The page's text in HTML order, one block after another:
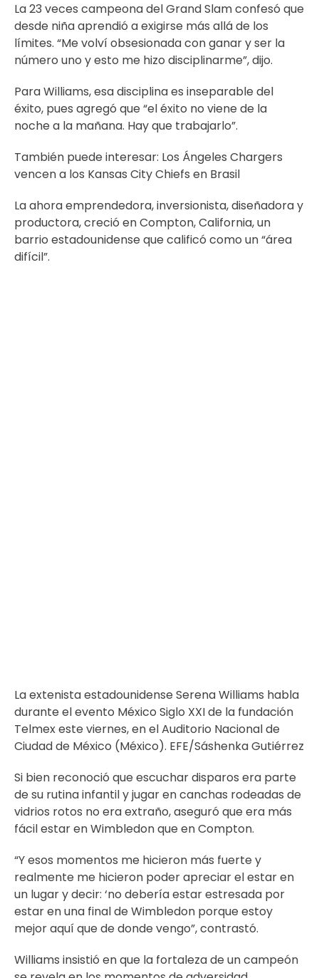
La 23 veces campeona del Grand Slam confesó que
desde niña aprendió a exigirse más allá de los
límites. “Me volví obsesionada con ganar y ser la
número uno y esto me hizo disciplinarme”, dijo.
Para Williams, esa disciplina es inseparable del
éxito, pues agregó que “el éxito no viene de la
noche a la mañana. Hay que trabajarlo”.
También puede interesar: Los Ángeles Chargers
vencen a los Kansas City Chiefs en Brasil
La ahora emprendedora, inversionista, diseñadora y
productora, creció en Compton, California, un
barrio estadounidense que calificó como un “área
difícil”.
La extenista estadounidense Serena Williams habla
durante el evento México Siglo XXI de la fundación
Telmex este viernes, en el Auditorio Nacional de
Ciudad de México (México). EFE/Sáshenka Gutiérrez
Si bien reconoció que escuchar disparos era parte
de su rutina infantil y jugar en canchas rodeadas de
vidrios rotos no era extraño, aseguró que era más
fácil estar en Wimbledon que en Compton.
“Y esos momentos me hicieron más fuerte y
realmente me hicieron poder apreciar el estar en
un lugar y decir: ‘no debería estar estresada por
estar en una final de Wimbledon porque estoy
mejor aquí que de donde vengo”, contrastó.
Williams insistió en que la fortaleza de un campeón